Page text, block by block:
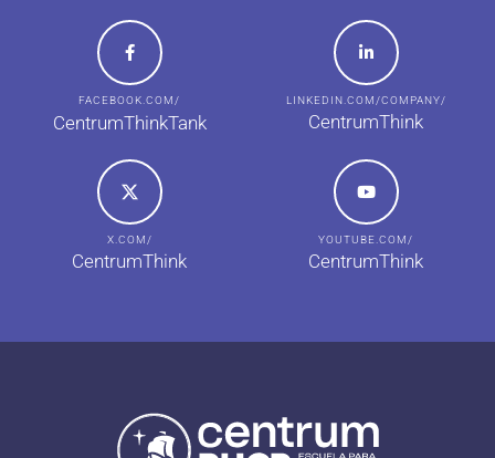
FACEBOOK.COM/
CentrumThinkTank
LINKEDIN.COM/COMPANY/
CentrumThink
X.COM/
CentrumThink
YOUTUBE.COM/
CentrumThink